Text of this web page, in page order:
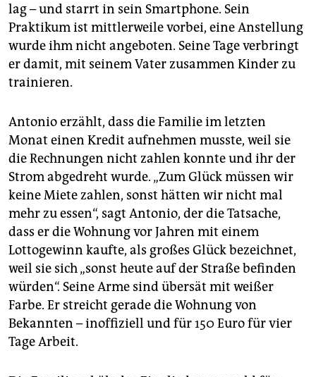
lag – und starrt in sein Smartphone. Sein
Praktikum ist mittlerweile vorbei, eine Anstellung
wurde ihm nicht angeboten. Seine Tage verbringt
er damit, mit seinem Vater zusammen Kinder zu
trainieren.
Antonio erzählt, dass die Familie im letzten
Monat einen Kredit aufnehmen musste, weil sie
die Rechnungen nicht zahlen konnte und ihr der
Strom abgedreht wurde. „Zum Glück müssen wir
keine Miete zahlen, sonst hätten wir nicht mal
mehr zu essen“, sagt Antonio, der die Tatsache,
dass er die Wohnung vor Jahren mit einem
Lottogewinn kaufte, als großes Glück bezeichnet,
weil sie sich „sonst heute auf der Straße befinden
würden“. Seine Arme sind übersät mit weißer
Farbe. Er streicht gerade die Wohnung von
Bekannten – inoffiziell und für 150 Euro für vier
Tage Arbeit.